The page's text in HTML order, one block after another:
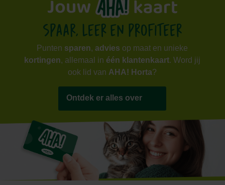
Punten sparen,advies op maat en unieke
kortingen, allemaal in één klantenkaart. Word jij
ook lid van AHA! Horta?
Ontdek er alles over